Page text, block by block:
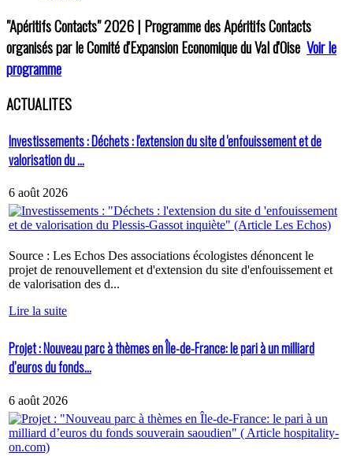
"Apéritifs Contacts"2026 | Programme des Apéritifs Contacts
organisés par le Comité d'Expansion Economique du Val d'Oise Voir le
programme
ACTUALITES
Investissements : Déchets : l'extension du site d 'enfouissement et de
valorisation du ...
6 août 2026
Source : Les Echos Des associations écologistes dénoncent le
projet de renouvellement et d'extension du site d'enfouissement et
de valorisation des d...
Lire la suite
Projet : Nouveau parc à thèmes en Île-de-France: le pari à un milliard
d’euros du fonds...
6 août 2026